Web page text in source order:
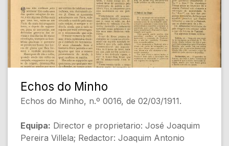
[Conteúdo Gerado por Inteligência Artificial,
pode conter erros]
Echos do Minho
Echos do Minho, n.º 0016, de 02/03/1911.
Equipa: Director e proprietario: José Joaquim
Pereira Villela; Redactor: Joaquim Antonio